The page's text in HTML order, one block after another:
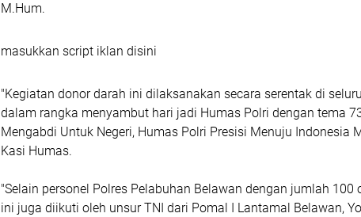
M.Hum.
masukkan script iklan disini
"Kegiatan donor darah ini dilaksanakan secara serentak di
dalam rangka menyambut hari jadi Humas Polri dengan tema
Mengabdi Untuk Negeri, Humas Polri Presisi Menuju Indonesia
Kasi Humas.
"Selain personel Polres Pelabuhan Belawan dengan jumlah 100
ini juga diikuti oleh unsur TNI dari Pomal I Lantamal Belawan,